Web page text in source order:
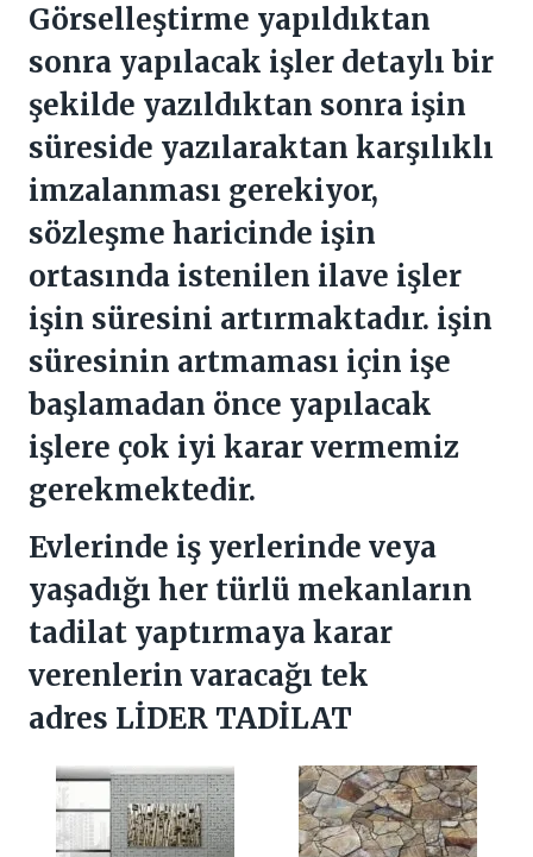
Görselleştirme yapıldıktan
sonra yapılacak işler detaylı bir
şekilde yazıldıktan sonra işin
süreside yazılaraktan karşılıklı
imzalanması gerekiyor,
sözleşme haricinde işin
ortasında istenilen ilave işler
işin süresini artırmaktadır. işin
süresinin artmaması için işe
başlamadan önce yapılacak
işlere çok iyi karar vermemiz
gerekmektedir.
Evlerinde iş yerlerinde veya
yaşadığı her türlü mekanların
tadilat yaptırmaya karar
verenlerin varacağı tek
adres LİDER TADİLAT